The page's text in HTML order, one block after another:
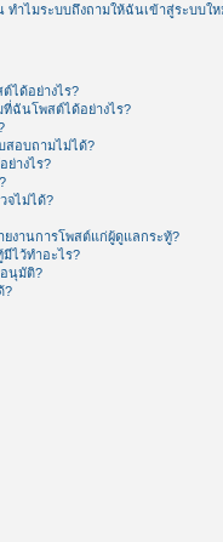
ทำไมระบบถึงถามให้ฉันเข้าสู่ระบบให
ได้อย่างไร?
ที่ฉันโพสต์ได้อย่างไร?
สอบถามไม่ได้?
ย่างไร?
จไม่ได้?
ยงานการโพสต์แก่ผู้ดูแลกระทู้?
ไว้ทำอะไร?
นุมัติ?
?